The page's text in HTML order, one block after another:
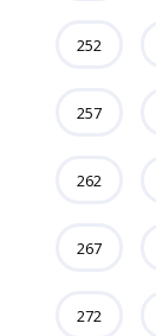
252
257
262
267
272